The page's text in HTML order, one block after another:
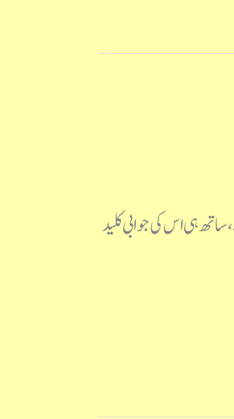
ایف پیش کی جا رہی ہے، ساتھ ہی اس کی جوابی کلید